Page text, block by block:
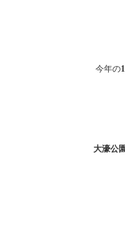
今年の
大濠公